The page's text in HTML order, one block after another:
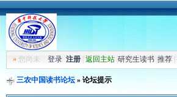
»您尚未 登录 注册| 返回主站| 研究生读书| 推荐|
三农中国读书论坛» 论坛提示